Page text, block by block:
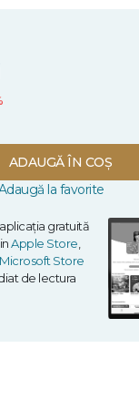
ADAUGĂ ÎN COȘ
la favorite
gratuită
Apple Store
Microsoft Store
de lectura